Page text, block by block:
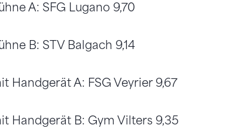
A: SFG Lugano 9,70
B: STV Balgach 9,14
Handgerät A: FSG Veyrier 9,67
Handgerät B: Gym Vilters 9,35